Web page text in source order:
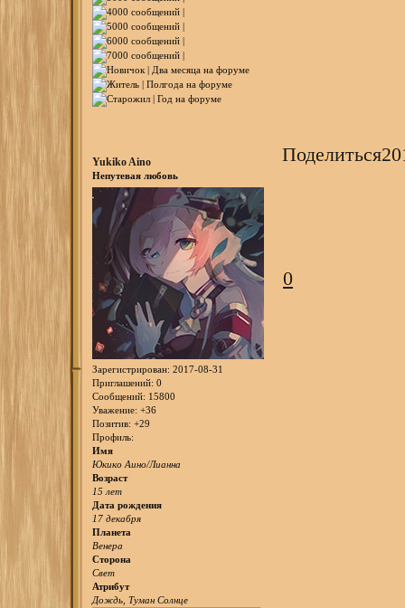
Поделиться
Yukiko Aino
Непутевая любовь
Зарегистрирован: 2017-08-31
Приглашений: 0
Сообщений: 15800
Уважение: +36
Позитив: +29
Профиль:
Имя
Юкико Аино/Лианна
Возраст
15 лет
Дата рождения
17 декабря
Планета
Венера
Сторона
Свет
Атрибут
Дождь, Туман Солнце
0